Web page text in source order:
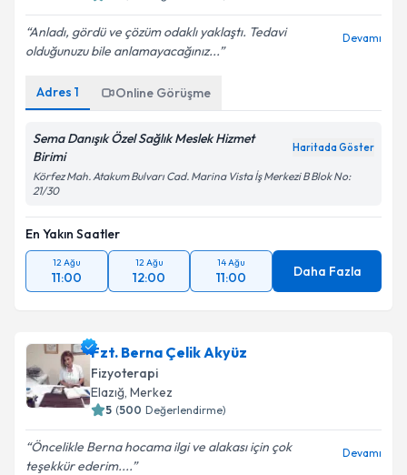
Anladı, gördü ve çözüm odaklı yaklaştı. Tedavi
olduğunuzu bile anlamayacağınız...
Devamı
Adres 1 Online Görüşme
Sema Danışık Özel Sağlık Meslek Hizmet
Birimi
Haritada Göster
Körfez Mah. Atakum Bulvarı Cad. Marina Vista İş Merkezi B Blok No:
21/30
En Yakın Saatler
12 Ağu
11:00
12 Ağu
12:00
14 Ağu
11:00 Daha Fazla
Fzt. Berna Çelik Akyüz
Fizyoterapi
Elazığ, Merkez
5 (500 Değerlendirme)
Öncelikle Berna hocama ilgi ve alakası için çok
teşekkür ederim....
Devamı